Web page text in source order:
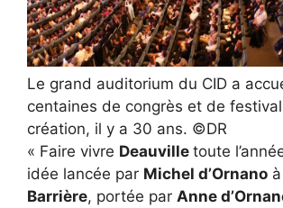
Le grand auditorium du CID a
centaines de congrès et de
création, il y a 30 ans. ©DR
« Faire vivre Deauville toute
idée lancée par Michel d’Ornano à
Barrière, portée par Anne